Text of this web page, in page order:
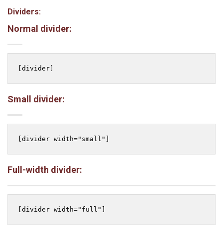
Dividers:
Normal divider:
Small divider:
Full-width divider: